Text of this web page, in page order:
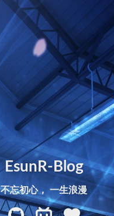
EsunR-Blog
不忘初心， 一生浪漫